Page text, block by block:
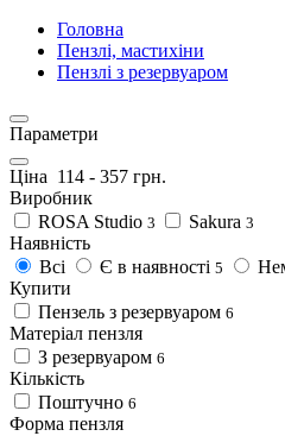
Головна
Пензлі, мастихіни
Пензлі з резервуаром
Параметри
Ціна 114 - 357 грн.
Виробник
ROSA Studio 3 Sakura 3
Наявність
Всі
Є в наявності 5
Купити
Пензель з резервуаром 6
Матеріал пензля
З резервуаром 6
Кількість
Поштучно 6
Форма пензля